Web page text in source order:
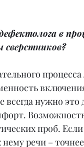
в
всегда нужно
проб.
речи –